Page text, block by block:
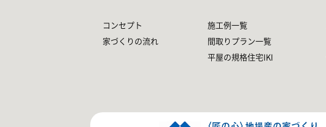
コンセプト
家づくりの流れ
施工例一覧
間取りプラン一覧
平屋の規格住宅IKI